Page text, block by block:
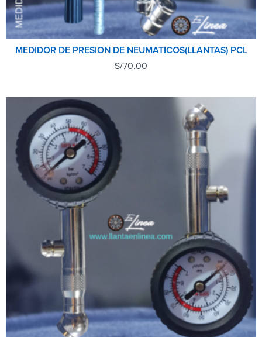
MEDIDOR DE PRESION DE NEUMATICOS(LLANTAS) PCL
S/70.00